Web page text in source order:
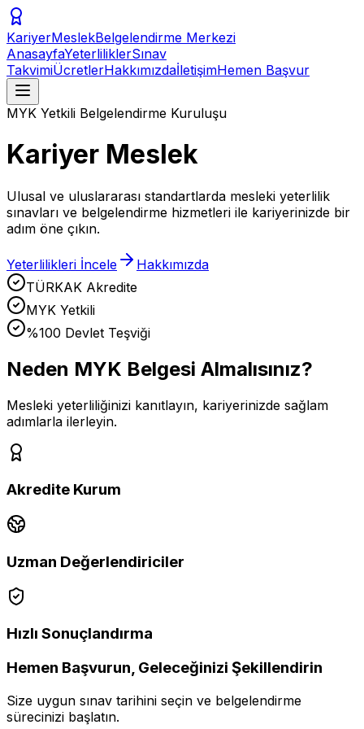
KariyerMeslekBelgelendirme Merkezi
AnasayfaYeterliliklerSınav
TakvimiÜcretlerHakkımızdaİletişimHemen Başvur
MYK Yetkili Belgelendirme Kuruluşu
Kariyer Meslek
Ulusal ve uluslararası standartlarda mesleki yeterlilik
sınavları ve belgelendirme hizmetleri ile kariyerinizde bir
adım öne çıkın.
Yeterlilikleri İncele
Hakkımızda
TÜRKAK Akredite
MYK Yetkili
%100 Devlet Teşviği
Neden MYK Belgesi Almalısınız?
Mesleki yeterliliğinizi kanıtlayın, kariyerinizde sağlam
adımlarla ilerleyin.
Akredite Kurum
Uzman Değerlendiriciler
Hızlı Sonuçlandırma
Hemen Başvurun, Geleceğinizi Şekillendirin
Size uygun sınav tarihini seçin ve belgelendirme
sürecinizi başlatın.